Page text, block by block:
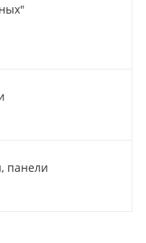
панели